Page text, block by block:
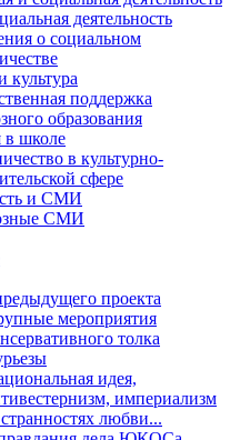
деятельность
о социальном
культура
поддержка
образования
в школе
в культурно-
сфере
и СМИ
СМИ
проекта
мероприятия
толка
идея,
империализм
любви...